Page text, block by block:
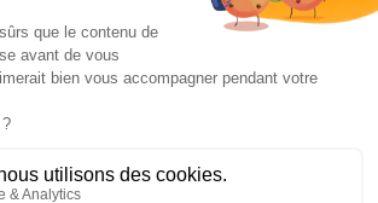
2015 - 2026,